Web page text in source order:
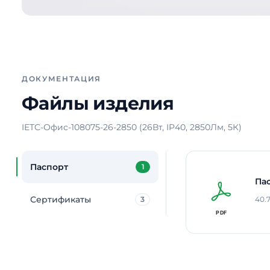
ДОКУМЕНТАЦИЯ
Файлы изделия
IETC-Офис-108075-26-2850 (26Вт, IP40, 2850Лм, 5К)
Паспорт 1
Сертификаты 3